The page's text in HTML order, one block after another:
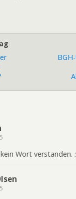
Wort verstanden.